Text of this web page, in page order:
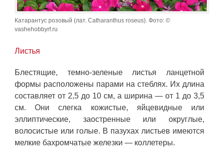
Катарантус розовый (лат. Catharanthus roseus). Фото: ©
vashehobbyrf.ru
Листья
Блестящие, темно-зеленые листья ланцетной
формы расположены парами на стеблях. Их длина
составляет от 2,5 до 10 см, а ширина — от 1 до 3,5
см. Они слегка кожистые, яйцевидные или
эллиптические, заостренные или округлые,
волосистые или голые. В пазухах листьев имеются
мелкие бахромчатые железки — коллетеры.